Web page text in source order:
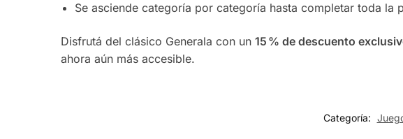
Se asciende categoría por categoría hasta completar toda
Disfrutá del clásico Generala con un15 % de descuento
ahora aún más accesible.
Categoría: